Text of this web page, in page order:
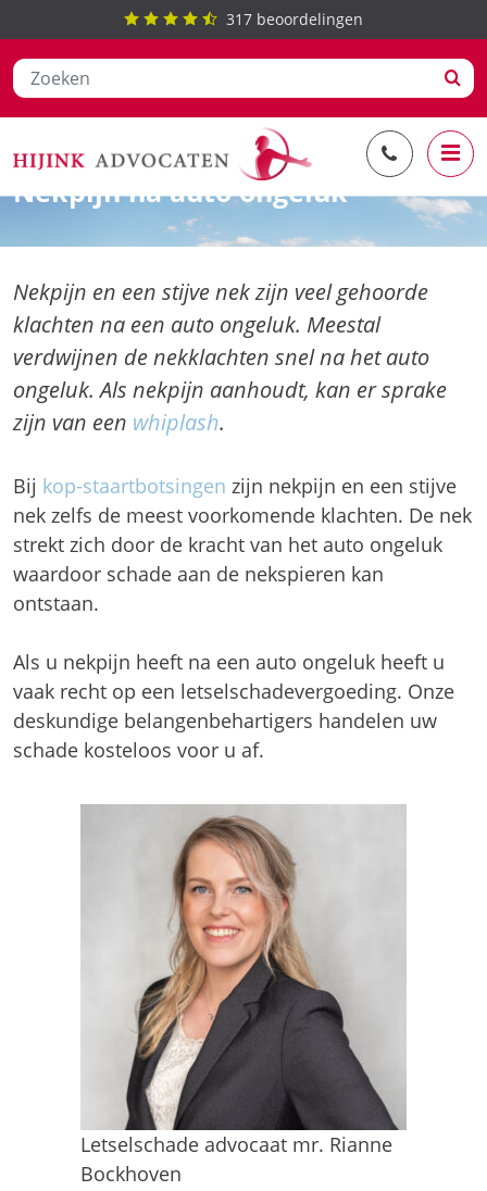
naar
de
317 beoordelingen
Soorten letsel letselschade
Nekpijn na auto ongeluk
Nekpijn en een stijve nek zijn veel gehoorde
klachten na een auto ongeluk. Meestal
verdwijnen de nekklachten snel na het auto
ongeluk. Als nekpijn aanhoudt, kan er sprake
zijn van een whiplash.
Bij kop-staartbotsingen zijn nekpijn en een stijve
nek zelfs de meest voorkomende klachten. De nek
strekt zich door de kracht van het auto ongeluk
waardoor schade aan de nekspieren kan
ontstaan.
Als u nekpijn heeft na een auto ongeluk heeft u
vaak recht op een letselschadevergoeding. Onze
deskundige belangenbehartigers handelen uw
schade kosteloos voor u af.
Letselschade advocaat mr. Rianne
Bockhoven